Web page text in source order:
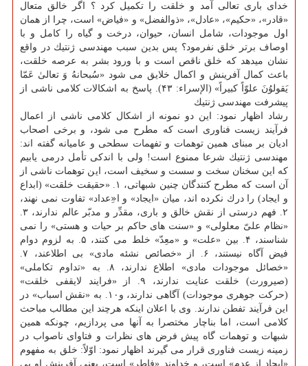
خدای باری تعالی آمد و خلقت را تكمیل كرد ؟ اگر خالق متعال
«قادر»، «حكیم»، «عادل»، «ذوالفضل» و «فیاض» است، چرا از همان
اول موجودات، شامل انسان، حیوان، درخت و گیاه را كامل و با
اوصاف برتر خلق نفرمود؟ پس بدین سبب مهندسی ژنتیك در واقع
نشان میدهد كه خلق ناقص است و با ورود بشر به عرصه خلقت،
باعث كمال آفرینش و اكمال خلایق می شود «سُبحانهُ وَ تعالیٰ عَمّا
یَقولوُنَ علوّاً كبیراً» (الإسراء: ۴۳). پاسخ به اشكالات كلامی ناشی از
پیشرفت مهندسی ژنتیك
رشاد اظهار نمود: این دو نمونه از اشكال كلامی ناشی از اعمال
فرآیند زیست فناوری است كه مطرح می شود، و برخی اصحاب
ادیان بر مبنای همین توهمات و تفهمات سطحی و عامیانه گفته اند:
مهندسی ژنتیك شرعا ممنوع است! ولی با اندكی تأمل درمی یابیم
كه این سخنان سخت و سست و سخیف است، این توهمات ناشی از
آن است كه مطرح كنندگان چنین شبهاتی، ۱. «حقیقت خلقت» (ابداع
و ایجاد) را درك نكرده اند، میان «ایجاد» و ا«ِعداد» تفاوت نمی نهند،
۲. فهم درستی از نقش خالق و باری، مقدِّر و مدبّر عالم ندارند، ۳.
«نظام علیّ معلولی» و «سنت های حاكم بر حیات و هستی» را نمی
شناسند، ۴. بین «علت» و «معِدّ» خلط می كنند، ۵. به لزوم دوام
فیض آگاه نیستند، ۶. از «خصائص نشئه مادی» بی اطلاعند، ۷.
«خصائل موجودات مادی» اطلاع ندارند، ۸. به «تداوم تكاملی»
(صیرورت) خلقت عنایت ندارند، ۹. از «فرایند لایقفی خلقت»
(حركت جوهری موجودات) آگاهی ندارند، و۱۰. به «نقش اسباب» در
این فرآیند تفطن ندارند. وی با اعلان اینكه هرچند این مطالب مباحث
كلامی است، اما بناچار مختصرا به آنها می پردازیم، چونكه همین
شبهات و توهمات گاه پیش فرض های نظرات و فتاوای ناصواب در
زمینه زیست فناوری قرار می گیرند اظهار نمود: اوّلاً: خلق به مفهوم
«ایجاد از عدم» است، و خداوند «فاطر» است، یعنی آفرینش او بی